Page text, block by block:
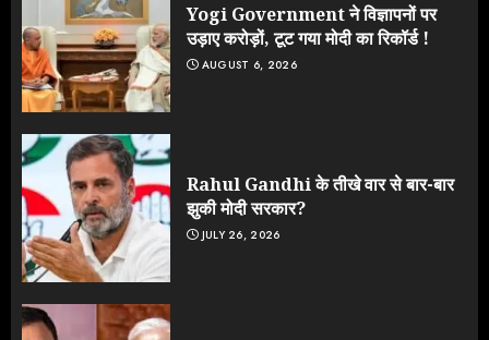
Yogi Government ने विज्ञापनों पर
उड़ाए करोड़ों, टूट गया मोदी का रिकॉर्ड !
AUGUST 6, 2026
Rahul Gandhi के तीखे वार से बार-बार
झुकी मोदी सरकार?
JULY 26, 2026